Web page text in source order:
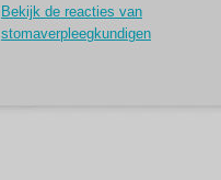
Bekijk de reacties van
stomaverpleegkundigen